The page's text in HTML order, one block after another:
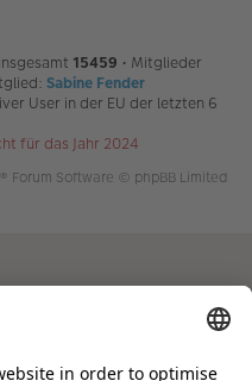
15459 • Mitglieder
Sabine Fender
User in der EU der letzten 6
für das Jahr 2024
® Forum Software © phpBB Limited